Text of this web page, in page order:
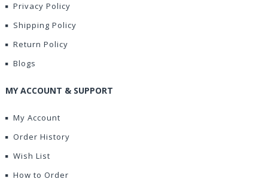
Privacy Policy
Shipping Policy
Return Policy
Blogs
MY ACCOUNT & SUPPORT
My Account
Order History
Wish List
How to Order